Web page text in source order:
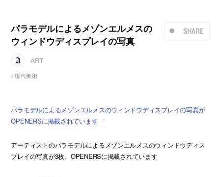
SHARE
パラモデルによるメゾンエルメスの
ウィンドウディスプレイの写真
ART
現代美術
パラモデルによるメゾンエルメスのウィンドウディスプレイの写真が
OPENERSに掲載されています
アーティストのパラモデルによるメゾンエルメスのウィンドウディス
プレイの写真が3枚、OPENERSに掲載されています